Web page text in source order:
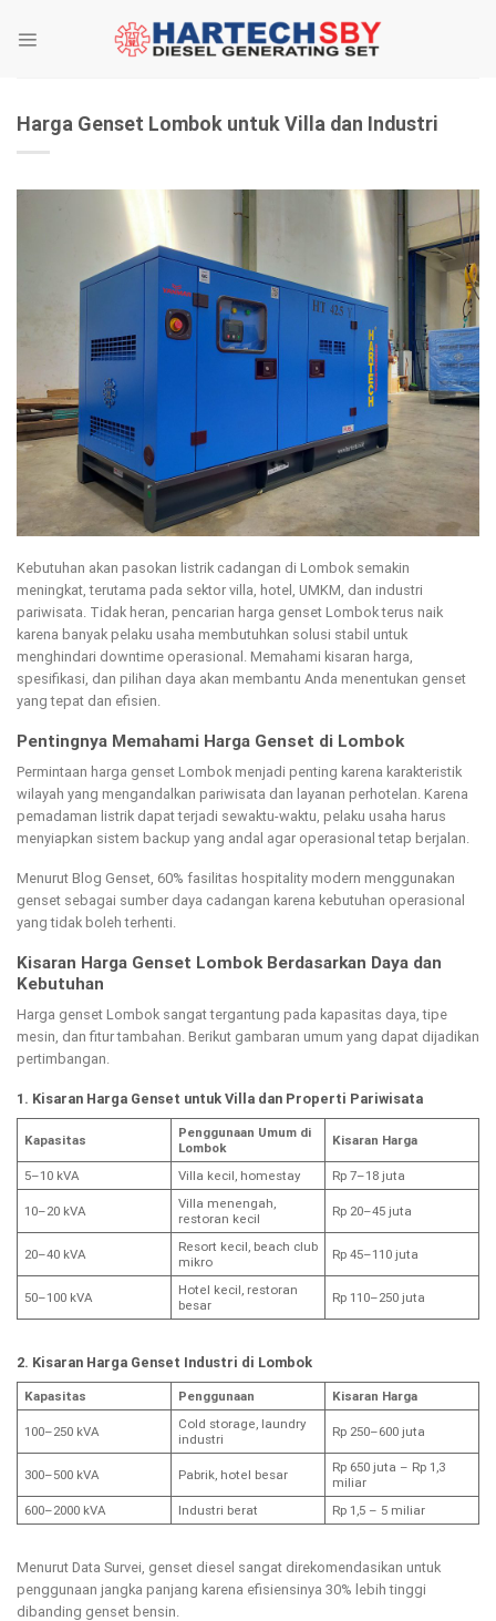
Harga Genset Lombok untuk Villa dan Industri
Kebutuhan akan pasokan listrik cadangan di Lombok semakin
meningkat, terutama pada sektor villa, hotel, UMKM, dan industri
pariwisata. Tidak heran, pencarian harga genset Lombok terus naik
karena banyak pelaku usaha membutuhkan solusi stabil untuk
menghindari downtime operasional. Memahami kisaran harga,
spesifikasi, dan pilihan daya akan membantu Anda menentukan genset
yang tepat dan efisien.
Pentingnya Memahami Harga Genset di Lombok
Permintaan harga genset Lombok menjadi penting karena karakteristik
wilayah yang mengandalkan pariwisata dan layanan perhotelan. Karena
pemadaman listrik dapat terjadi sewaktu-waktu, pelaku usaha harus
menyiapkan sistem backup yang andal agar operasional tetap berjalan.
Menurut Blog Genset, 60% fasilitas hospitality modern menggunakan
genset sebagai sumber daya cadangan karena kebutuhan operasional
yang tidak boleh terhenti.
Kisaran Harga Genset Lombok Berdasarkan Daya dan
Kebutuhan
Harga genset Lombok sangat tergantung pada kapasitas daya, tipe
mesin, dan fitur tambahan. Berikut gambaran umum yang dapat dijadikan
pertimbangan.
1. Kisaran Harga Genset untuk Villa dan Properti Pariwisata
Kapasitas
Penggunaan Umum di
Lombok
Kisaran Harga
5–10 kVA Villa kecil, homestay Rp 7–18 juta
10–20 kVA
Villa menengah,
restoran kecil
Rp 20–45 juta
20–40 kVA
Resort kecil, beach club
mikro
Rp 45–110 juta
50–100 kVA
Hotel kecil, restoran
besar
Rp 110–250 juta
2. Kisaran Harga Genset Industri di Lombok
Kapasitas Penggunaan Kisaran Harga
100–250 kVA
Cold storage, laundry
industri
Rp 250–600 juta
300–500 kVA Pabrik, hotel besar
Rp 650 juta – Rp 1,3
miliar
600–2000 kVA
Industri berat Rp 1,5 – 5 miliar
Menurut Data Survei, genset diesel sangat direkomendasikan untuk
penggunaan jangka panjang karena efisiensinya 30% lebih tinggi
dibanding genset bensin.